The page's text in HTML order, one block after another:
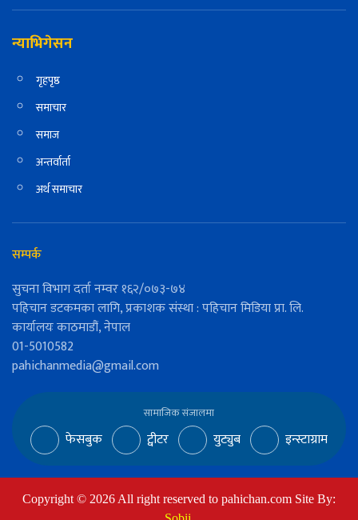
न्याभिगेसन
गृहपृष्ठ
समाचार
समाज
अन्तर्वार्ता
अर्थ समाचार
सम्पर्क
सुचना विभाग दर्ता नम्वर १६२/०७३-७४
पहिचान डटकमका लागि, प्रकाशक संस्था : पहिचान मिडिया प्रा. लि.
कार्यालयः काठमाडौं, नेपाल
01-5010582
pahichanmedia@gmail.com
सामाजिक संजालमा
फेसबुक ट्वीटर युट्युब इन्स्टाग्राम
Copyright © 2026 All right reserved to pahichan.com Site By: